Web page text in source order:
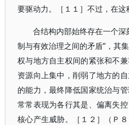
要驱动力。［１１］不过，在这
合结构内部始终存在一个深
制与有效治理之间的矛盾”，其
权与地方自主权间的紧张和不兼
资源向上集中，削弱了地方的
的能力，最终降低国家统治与
常常表现为各行其是、偏离失
核心产生威胁。［１２］（Ｐ